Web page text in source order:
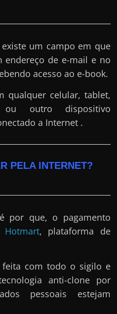
um campo em que
endereço de e-mail e no
acesso ao e-book.
qualquer celular, tablet,
ou outro dispositivo
a Internet .
PELA INTERNET?
por que, o pagamento
Hotmart, plataforma de
feita com todo o sigilo e
anti-clone por
pessoais estejam